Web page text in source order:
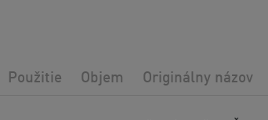
Použitie Objem Originálny názov